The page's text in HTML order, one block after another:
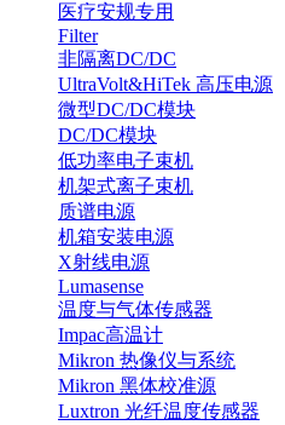
医疗安规专用
Filter
非隔离DC/DC
UltraVolt&HiTek 高压电源
微型DC/DC模块
DC/DC模块
低功率电子束机
机架式离子束机
质谱电源
机箱安装电源
X射线电源
Lumasense
温度与气体传感器
Impac高温计
Mikron 热像仪与系统
Mikron 黑体校准源
Luxtron 光纤温度传感器